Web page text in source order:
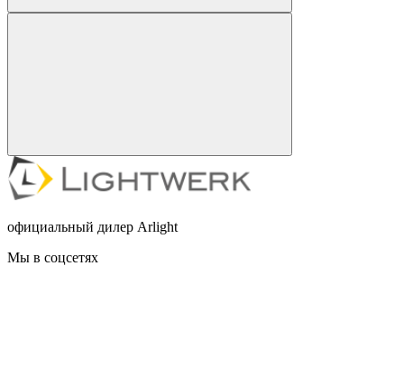
официальный дилер Arlight
Мы в соцсетях